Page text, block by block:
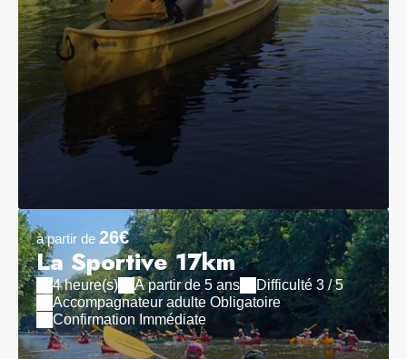
à partir de 26€
La Sportive 17km
4 heure(s) À partir de 5 ans
Difficulté 3 / 5
Accompagnateur adulte Obligatoire
Confirmation Immédiate